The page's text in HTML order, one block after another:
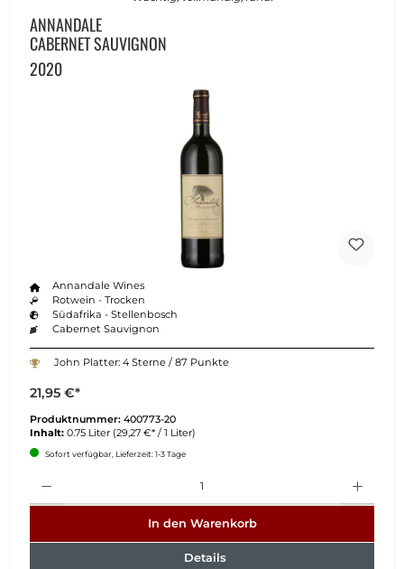
ANNANDALE
CABERNET SAUVIGNON
2020
Annandale Wines
Rotwein - Trocken
Südafrika - Stellenbosch
Cabernet Sauvignon
John Platter: 4 Sterne / 87 Punkte
21,95 €*
Produktnummer: 400773-20
Inhalt: 0.75 Liter (29,27 €* / 1 Liter)
Sofort verfügbar, Lieferzeit: 1-3 Tage
In den Warenkorb
Details